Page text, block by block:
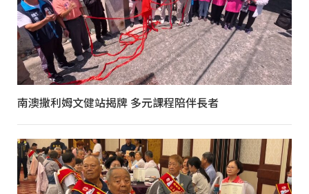
南澳撒利姆文健站揭牌 多元課程陪伴長者